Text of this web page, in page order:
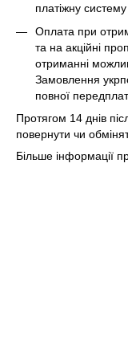
платіжну
Оплата при
та на акційні
отриманні
Замовлення
повної
Протягом 14 днів
повернути чи
Більше інформації